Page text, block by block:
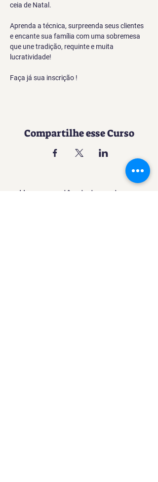
ceia de Natal.
Aprenda a técnica, surpreenda seus clientes
e encante sua família com uma sobremesa
que une tradição, requinte e muita
lucratividade!
Faça já sua inscrição !
Compartilhe esse Curso
Uma experiência imersiva no